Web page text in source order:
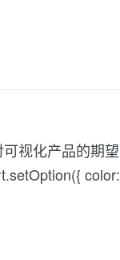
视化产品的期望
color: